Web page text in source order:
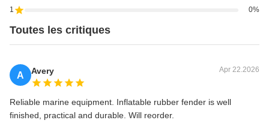
1 0%
Toutes les critiques
A Avery Apr 22.2026
Reliable marine equipment. Inflatable rubber fender is well
finished, practical and durable. Will reorder.